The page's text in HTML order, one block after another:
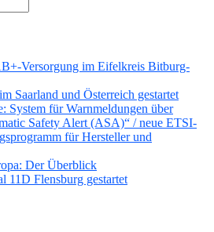
Versorgung im Eifelkreis Bitburg-
Saarland und Österreich gestartet
System für Warnmeldungen über
Safety Alert (ASA)“ / neue ETSI-
für Hersteller und
Der Überblick
11D Flensburg gestartet